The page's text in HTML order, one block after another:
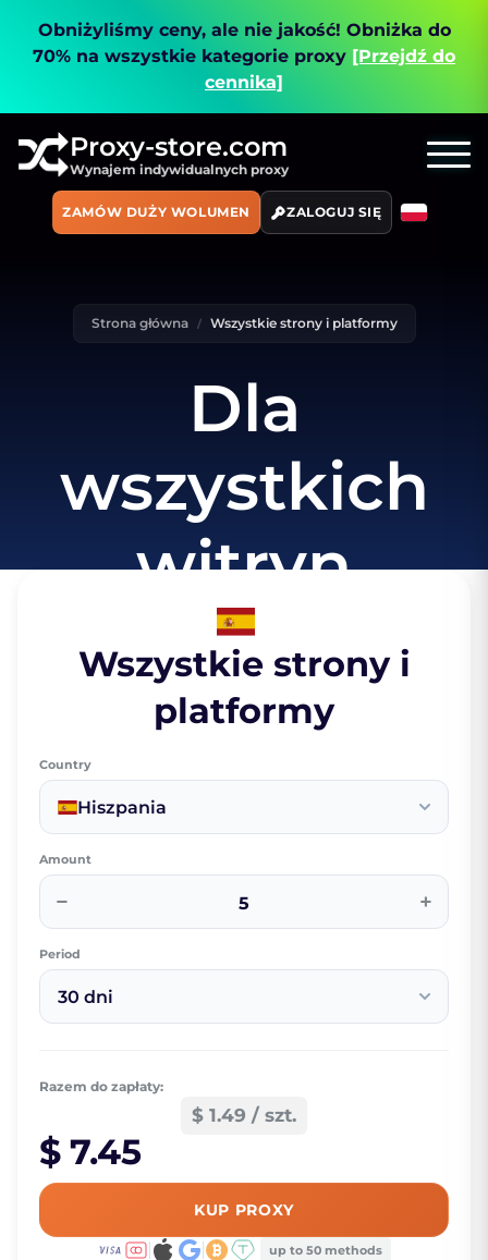
Obniżyliśmy ceny, ale nie jakość! Obniżka do
70% na wszystkie kategorie proxy [Przejdź do
cennika]
Proxy-store.com
Wynajem indywidualnych proxy
ZAMÓW DUŻY WOLUMEN ZALOGUJ SIĘ
Strona główna Wszystkie strony i platformy
Dla
wszystkich
witryn
Wszystkie strony i
platformy
Country
Hiszpania
Amount
− +
Period
30 dni
Razem do zapłaty:
$ 1.49 / szt.
$ 7.45
KUP PROXY
up to 50 methods